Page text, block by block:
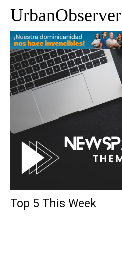
UrbanObserver
Top 5 This Week